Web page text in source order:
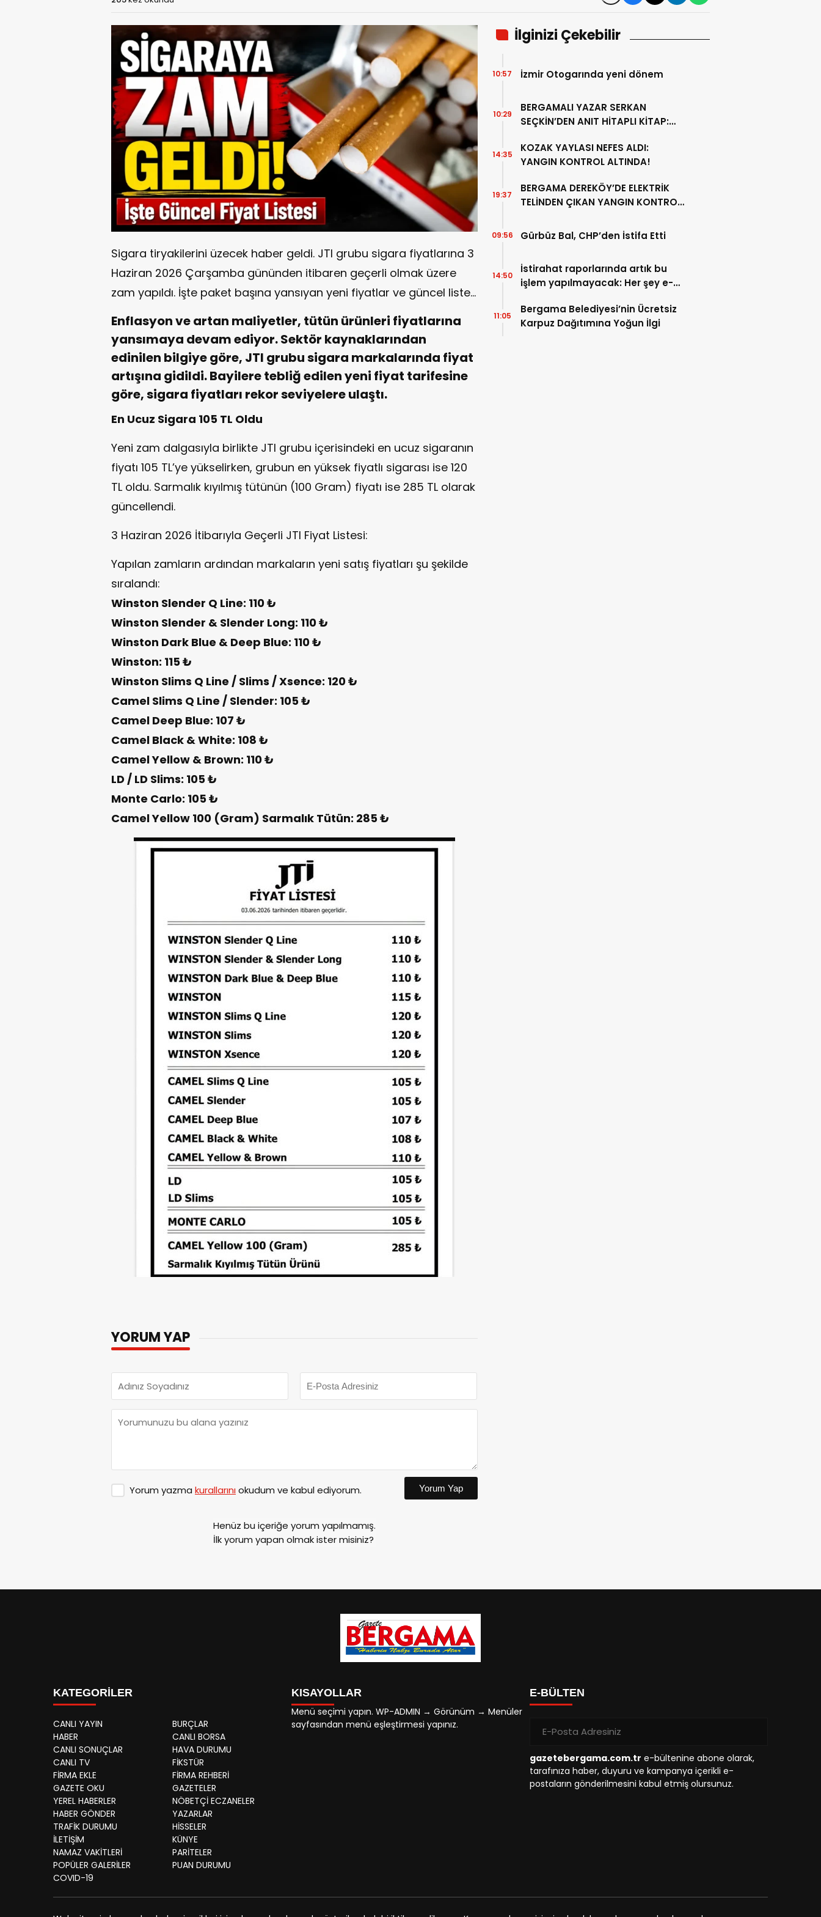
Sigara tiryakilerini üzecek haber geldi. JTI grubu sigara fiyatlarına 3
Haziran 2026 Çarşamba gününden itibaren geçerli olmak üzere
zam yapıldı. İşte paket başına yansıyan yeni fiyatlar ve güncel liste…
Enflasyon ve artan maliyetler, tütün ürünleri fiyatlarına
yansımaya devam ediyor. Sektör kaynaklarından
edinilen bilgiye göre, JTI grubu sigara markalarında fiyat
artışına gidildi. Bayilere tebliğ edilen yeni fiyat tarifesine
göre, sigara fiyatları rekor seviyelere ulaştı.
En Ucuz Sigara 105 TL Oldu
Yeni zam dalgasıyla birlikte JTI grubu içerisindeki en ucuz sigaranın
fiyatı 105 TL’ye yükselirken, grubun en yüksek fiyatlı sigarası ise 120
TL oldu. Sarmalık kıyılmış tütünün (100 Gram) fiyatı ise 285 TL olarak
güncellendi.
3 Haziran 2026 İtibarıyla Geçerli JTI Fiyat Listesi:
Yapılan zamların ardından markaların yeni satış fiyatları şu şekilde
sıralandı:
Winston Slender Q Line: 110 ₺
Winston Slender & Slender Long: 110 ₺
Winston Dark Blue & Deep Blue: 110 ₺
Winston: 115 ₺
Winston Slims Q Line / Slims / Xsence: 120 ₺
Camel Slims Q Line / Slender: 105 ₺
Camel Deep Blue: 107 ₺
Camel Black & White: 108 ₺
Camel Yellow & Brown: 110 ₺
LD / LD Slims: 105 ₺
Monte Carlo: 105 ₺
Camel Yellow 100 (Gram) Sarmalık Tütün: 285 ₺
YORUM YAP
Yorum yazma kurallarınıokudum ve kabul ediyorum. Yorum Yap
Henüz bu içeriğe yorum yapılmamış.
İlk yorum yapan olmak ister misiniz?
İlginizi Çekebilir
İzmir Otogarında yeni dönem
10:57
BERGAMALI YAZAR SERKAN
SEÇKİN’DEN ANIT HİTAPLI KİTAP:
10:29
KOZAK YAYLASI NEFES ALDI:
YANGIN KONTROL ALTINDA!
14:35
BERGAMA DEREKÖY’DE ELEKTRİK
TELİNDEN ÇIKAN YANGIN KONTROL
19:37
Gürbüz Bal, CHP’den İstifa Etti
09:56
İstirahat raporlarında artık bu
işlem yapılmayacak: Her şey e-
14:50
Bergama Belediyesi’nin Ücretsiz
Karpuz Dağıtımına Yoğun İlgi
11:05
KATEGORİLER
CANLI YAYIN
BURÇLAR
HABER
CANLI BORSA
CANLI SONUÇLAR
HAVA DURUMU
CANLI TV
FİKSTÜR
FİRMA EKLE
FİRMA REHBERİ
GAZETE OKU
GAZETELER
YEREL HABERLER
NÖBETÇİ ECZANELER
HABER GÖNDER
YAZARLAR
TRAFİK DURUMU
HİSSELER
İLETİŞİM
KÜNYE
NAMAZ VAKİTLERİ
PARİTELER
POPÜLER GALERİLER
PUAN DURUMU
COVID-19
KISAYOLLAR
Menü seçimi yapın. WP-ADMIN → Görünüm → Menüler
sayfasından menü eşleştirmesi yapınız.
E-BÜLTEN
gazetebergama.com.tr e-bültenine abone olarak,
tarafınıza haber, duyuru ve kampanya içerikli e-
postaların gönderilmesini kabul etmiş olursunuz.